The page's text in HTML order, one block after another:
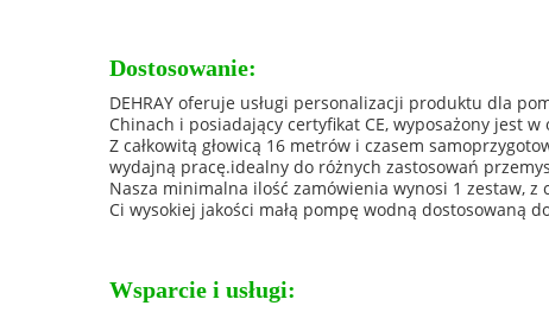
Dostosowanie:
DEHRAY oferuje usługi personalizacji produktu dla
Chinach i posiadający certyfikat CE, wyposażony jest
Z całkowitą głowicą 16 metrów i czasem
wydajną pracę.idealny do różnych zastosowań
Nasza minimalna ilość zamówienia wynosi 1 zestaw, z
Ci wysokiej jakości małą pompę wodną dostosowaną
Wsparcie i usługi: